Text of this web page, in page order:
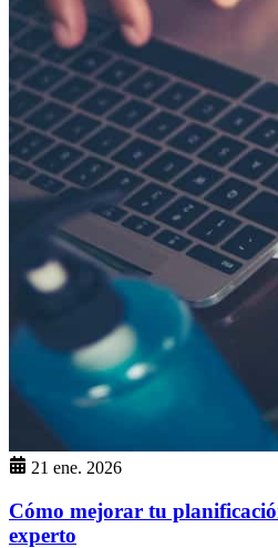
21 ene. 2026
Cómo mejorar tu
experto